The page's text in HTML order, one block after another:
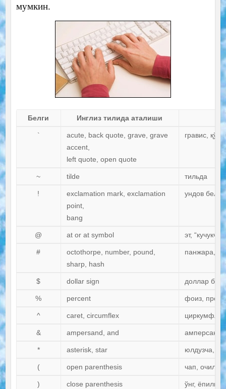
мумкин.
Белги Инглиз тилида аталиши
`
acute, back quote, grave, grave
accent,
left quote, open quote
гравис,
~ tilde тильда
!
exclamation mark, exclamation
point,
bang
ундов
@ at or at symbol эт, “кучукча”
#
octothorpe, number, pound,
sharp, hash
панжара,
$ dollar sign доллар
% percent фоиз,
^ caret, circumflex
& ampersand, and амперсанд,
* asterisk, star юлдузча,
( open parenthesis чап,
) close parenthesis ўнг, ёпилган